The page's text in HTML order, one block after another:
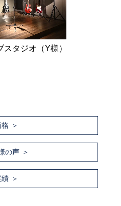
タジオ（Y様）
格
の声
績